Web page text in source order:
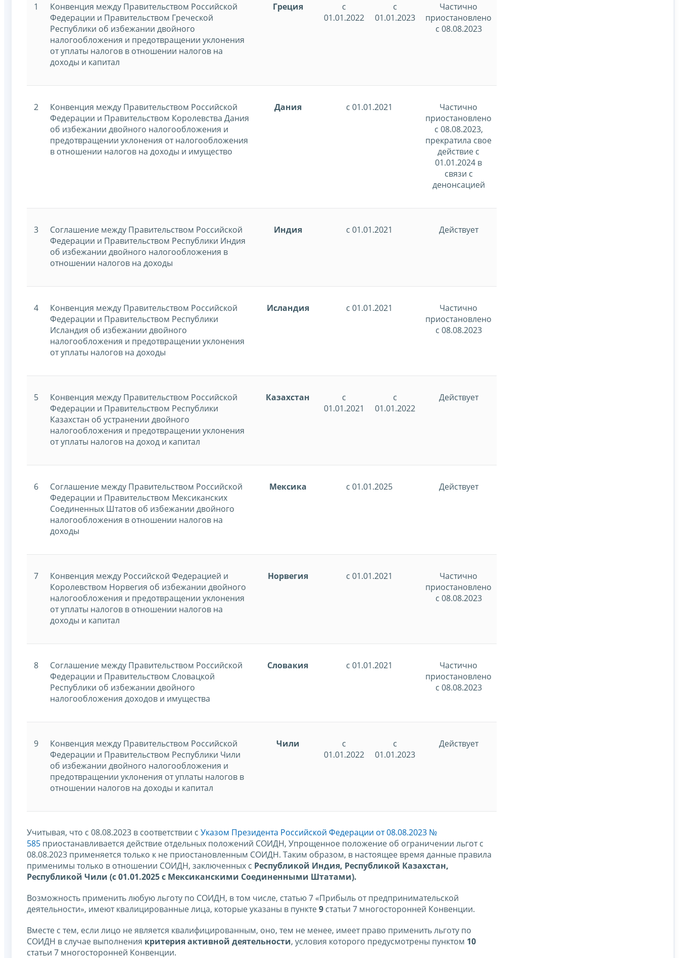
1
Конвенция между Правительством Российской
Федерации и Правительством Греческой
Республики об избежании двойного
налогообложения и предотвращении уклонения
от уплаты налогов в отношении налогов на
доходы и капитал
Греция
с
01.01.2022
с
01.01.2023
Частично
приостановлено
с 08.08.2023
2
Конвенция между Правительством Российской
Федерации и Правительством Королевства Дания
об избежании двойного налогообложения и
предотвращении уклонения от налогообложения
в отношении налогов на доходы и имущество
Дания с 01.01.2021
Частично
приостановлено
с 08.08.2023,
прекратила свое
действие с
01.01.2024 в
связи с
денонсацией
3
Соглашение между Правительством Российской
Федерации и Правительством Республики Индия
об избежании двойного налогообложения в
отношении налогов на доходы
Индия с 01.01.2021 Действует
4
Конвенция между Правительством Российской
Федерации и Правительством Республики
Исландия об избежании двойного
налогообложения и предотвращении уклонения
от уплаты налогов на доходы
Исландия с 01.01.2021
Частично
приостановлено
с 08.08.2023
5
Конвенция между Правительством Российской
Федерации и Правительством Республики
Казахстан об устранении двойного
налогообложения и предотвращении уклонения
от уплаты налогов на доход и капитал
Казахстан
с
01.01.2021
с
01.01.2022
Действует
6
Соглашение между Правительством Российской
Федерации и Правительством Мексиканских
Соединенных Штатов об избежании двойного
налогообложения в отношении налогов на
доходы
Мексика с 01.01.2025 Действует
7
Конвенция между Российской Федерацией и
Королевством Норвегия об избежании двойного
налогообложения и предотвращении уклонения
от уплаты налогов в отношении налогов на
доходы и капитал
Норвегия с 01.01.2021
Частично
приостановлено
с 08.08.2023
8
Соглашение между Правительством Российской
Федерации и Правительством Словацкой
Республики об избежании двойного
налогообложения доходов и имущества
Словакия с 01.01.2021
Частично
приостановлено
с 08.08.2023
9
Конвенция между Правительством Российской
Федерации и Правительством Республики Чили
об избежании двойного налогообложения и
предотвращении уклонения от уплаты налогов в
отношении налогов на доходы и капитал
Чили
с
01.01.2022
с
01.01.2023
Действует
Учитывая, что с 08.08.2023 в соответствии с Указом Президента Российской Федерации от 08.08.2023 №
585 приостанавливается действие отдельных положений СОИДН, Упрощенное положение об ограничении льгот с
08.08.2023 применяется только к не приостановленным СОИДН. Таким образом, в настоящее время данные правила
применимы только в отношении СОИДН, заключенных с Республикой Индия, Республикой Казахстан,
Республикой Чили (с 01.01.2025 с Мексиканскими Соединенными Штатами).
Возможность применить любую льготу по СОИДН, в том числе, статью 7 «Прибыль от предпринимательской
деятельности», имеют квалицированные лица, которые указаны в пункте9 статьи 7 многосторонней Конвенции.
Вместе с тем, если лицо не является квалифицированным, оно, тем не менее, имеет право применить льготу по
СОИДН в случае выполнения критерия активной деятельности, условия которого предусмотрены пунктом 10
статьи 7 многосторонней Конвенции.